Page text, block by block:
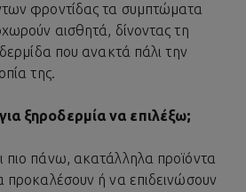
φροντίδας τα συμπτώματα
αισθητά, δίνοντας τη
που ανακτά πάλι την
της.
ξηροδερμία να επιλέξω;
πάνω, ακατάλληλα προϊόντα
προκαλέσουν ή να επιδεινώσουν